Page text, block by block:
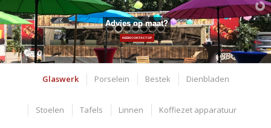
Advies op maat?
NEEM CONTACT OP
Glaswerk Porselein Bestek Dienbladen
Stoelen Tafels Linnen Koffiezet apparatuur